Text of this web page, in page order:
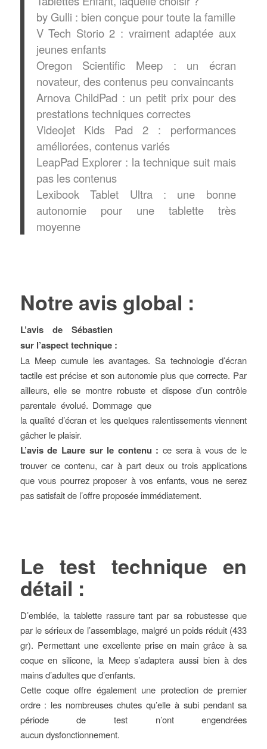
by Gulli : bien conçue pour toute la famille
V Tech Storio 2 : vraiment adaptée aux
jeunes enfants
Oregon Scientific Meep : un écran
novateur, des contenus peu convaincants
Arnova ChildPad : un petit prix pour des
prestations techniques correctes
Videojet Kids Pad 2 : performances
améliorées, contenus variés
LeapPad Explorer : la technique suit mais
pas les contenus
Lexibook Tablet Ultra : une bonne
autonomie pour une tablette très
moyenne
Notre avis global :
L’avis de Sébastien
sur l’aspect technique :
La Meep cumule les avantages. Sa technologie d’écran
tactile est précise et son autonomie plus que correcte. Par
ailleurs, elle se montre robuste et dispose d’un contrôle
parentale évolué. Dommage que
la qualité d’écran et les quelques ralentissements viennent
gâcher le plaisir.
L’avis de Laure sur le contenu :ce sera à vous de le
trouver ce contenu, car à part deux ou trois applications
que vous pourrez proposer à vos enfants, vous ne serez
pas satisfait de l’offre proposée immédiatement.
Le test technique en
détail :
D’emblée, la tablette rassure tant par sa robustesse que
par le sérieux de l’assemblage, malgré un poids réduit (433
gr). Permettant une excellente prise en main grâce à sa
coque en silicone, la Meep s’adaptera aussi bien à des
mains d’adultes que d’enfants.
Cette coque offre également une protection de premier
ordre : les nombreuses chutes qu’elle à subi pendant sa
période de test n’ont engendrées
aucun dysfonctionnement.